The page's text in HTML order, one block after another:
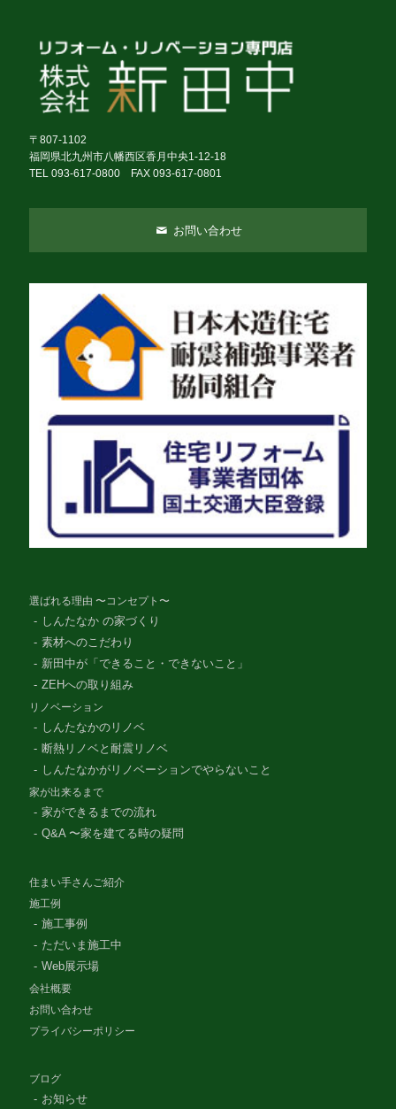
〒807-1102
福岡県北九州市八幡西区香月中央1-12-18
TEL 093-617-0800 FAX 093-617-0801
お問い合わせ
選ばれる理由 〜コンセプト〜
しんたなか の家づくり
素材へのこだわり
新田中が「できること・できないこと」
ZEHへの取り組み
リノベーション
しんたなかのリノベ
断熱リノベと耐震リノベ
しんたなかがリノベーションでやらないこと
家が出来るまで
家ができるまでの流れ
Q&A 〜家を建てる時の疑問
住まい手さんご紹介
施工例
施工事例
ただいま施工中
Web展示場
会社概要
お問い合わせ
プライバシーポリシー
ブログ
お知らせ